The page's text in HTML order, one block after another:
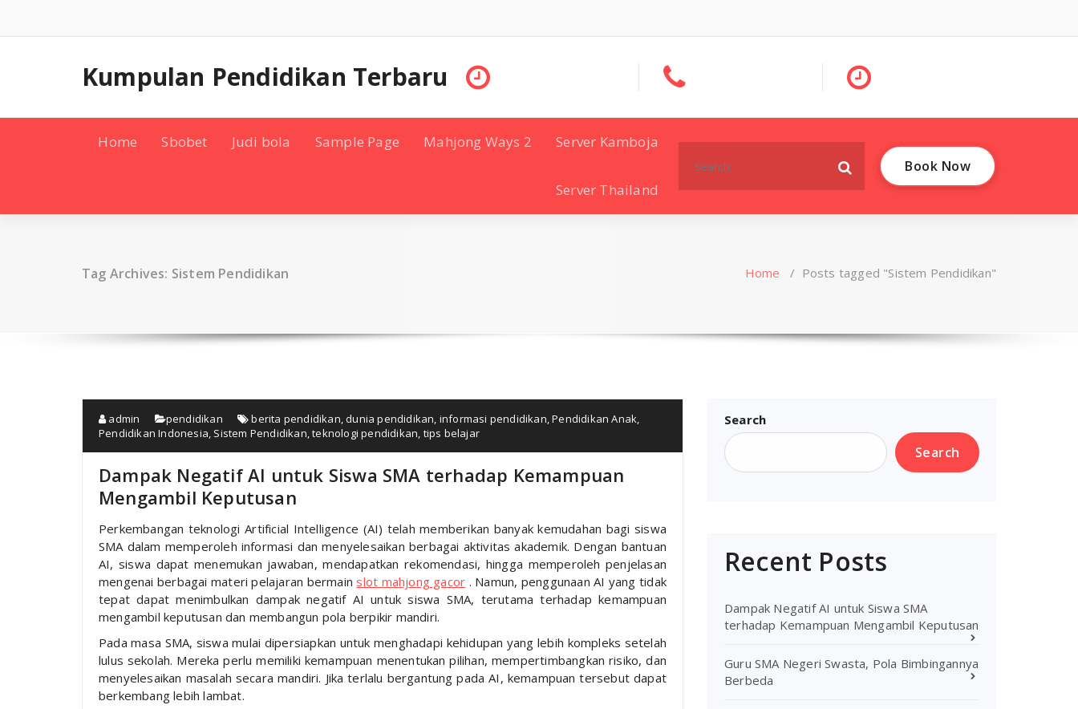
content
Kumpulan Pendidikan Terbaru
Home Sbobet Judi bola Sample Page Mahjong Ways 2 Server Kamboja
Server Thailand
for:
Book Now
Tag Archives: Sistem Pendidikan Home / Posts tagged "Sistem Pendidikan"
admin pendidikan berita pendidikan,dunia pendidikan, informasi pendidikan,Pendidikan Anak,
Pendidikan Indonesia, Sistem Pendidikan,teknologi pendidikan, tips belajar
Dampak Negatif AI untuk Siswa SMA terhadap Kemampuan
Mengambil Keputusan
Perkembangan teknologi Artificial Intelligence (AI) telah memberikan banyak kemudahan bagi siswa
SMA dalam memperoleh informasi dan menyelesaikan berbagai aktivitas akademik. Dengan bantuan
AI, siswa dapat menemukan jawaban, mendapatkan rekomendasi, hingga memperoleh penjelasan
mengenai berbagai materi pelajaran bermain slot mahjong gacor . Namun, penggunaan AI yang tidak
tepat dapat menimbulkan dampak negatif AI untuk siswa SMA, terutama terhadap kemampuan
mengambil keputusan dan membangun pola berpikir mandiri.
Pada masa SMA, siswa mulai dipersiapkan untuk menghadapi kehidupan yang lebih kompleks setelah
lulus sekolah. Mereka perlu memiliki kemampuan menentukan pilihan, mempertimbangkan risiko, dan
menyelesaikan masalah secara mandiri. Jika terlalu bergantung pada AI, kemampuan tersebut dapat
berkembang lebih lambat.
Search
Search
Recent Posts
Dampak Negatif AI untuk Siswa SMA
terhadap Kemampuan Mengambil Keputusan
Guru SMA Negeri Swasta, Pola Bimbingannya
Berbeda